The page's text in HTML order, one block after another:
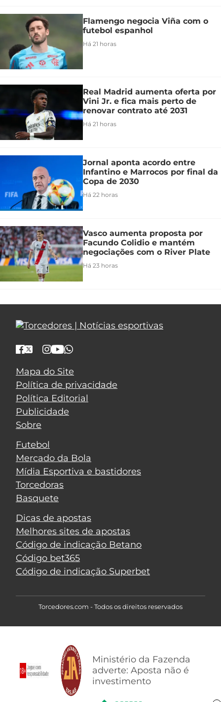
Flamengo negocia Viña com o
futebol espanhol
Há 21 horas
Real Madrid aumenta oferta por
Vini Jr. e fica mais perto de
renovar contrato até 2031
Há 21 horas
Jornal aponta acordo entre
Infantino e Marrocos por final da
Copa de 2030
Há 22 horas
Vasco aumenta proposta por
Facundo Colidio e mantém
negociações com o River Plate
Há 23 horas
Mapa do Site
Política de privacidade
Política Editorial
Publicidade
Sobre
Futebol
Mercado da Bola
Mídia Esportiva e bastidores
Torcedoras
Basquete
Dicas de apostas
Melhores sites de apostas
Código de indicação Betano
Código bet365
Código de indicação Superbet
Torcedores.com - Todos os direitos reservados
Ministério da Fazenda
adverte: Aposta não é
investimento